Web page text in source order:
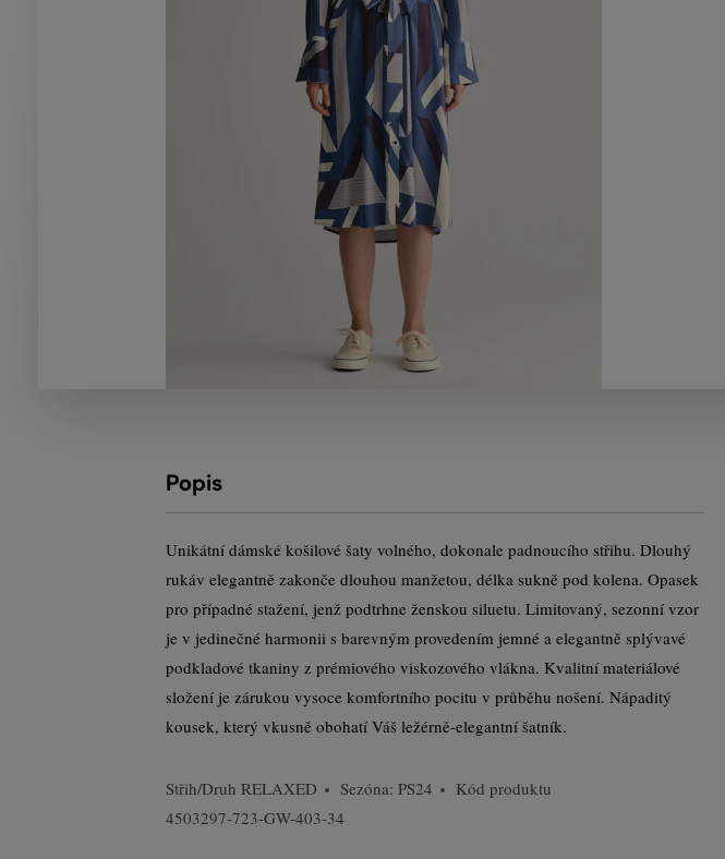
Popis
Unikátní dámské košilové šaty volného, dokonale padnoucího střihu. Dlouhý
rukáv elegantně zakonče dlouhou manžetou, délka sukně pod kolena. Opasek
pro případné stažení, jenž podtrhne ženskou siluetu. Limitovaný, sezonní vzor
je v jedinečné harmonii s barevným provedením jemné a elegantně splývavé
podkladové tkaniny z prémiového viskozového vlákna. Kvalitní materiálové
složení je zárukou vysoce komfortního pocitu v průběhu nošení. Nápaditý
kousek, který vkusně obohatí Váš ležérně-elegantní šatník.
Střih/Druh RELAXED Sezóna: PS24
Kód produktu
4503297-723-GW-403-34